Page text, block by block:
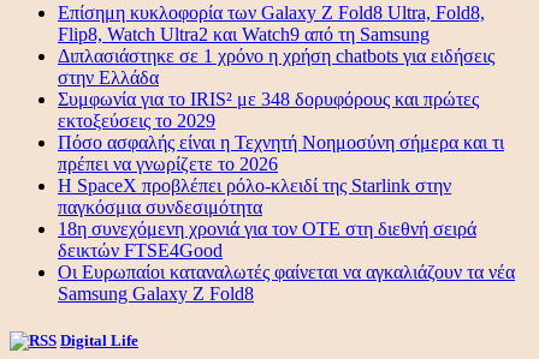
Επίσημη κυκλοφορία των Galaxy Z Fold8 Ultra, Fold8,
Flip8, Watch Ultra2 και Watch9 από τη Samsung
Διπλασιάστηκε σε 1 χρόνο η χρήση chatbots για ειδήσεις
στην Ελλάδα
Συμφωνία για το IRIS² με 348 δορυφόρους και πρώτες
εκτοξεύσεις το 2029
Πόσο ασφαλής είναι η Τεχνητή Νοημοσύνη σήμερα και τι
πρέπει να γνωρίζετε το 2026
Η SpaceX προβλέπει ρόλο-κλειδί της Starlink στην
παγκόσμια συνδεσιμότητα
18η συνεχόμενη χρονιά για τον ΟΤΕ στη διεθνή σειρά
δεικτών FTSE4Good
Οι Ευρωπαίοι καταναλωτές φαίνεται να αγκαλιάζουν τα νέα
Samsung Galaxy Z Fold8
Digital Life